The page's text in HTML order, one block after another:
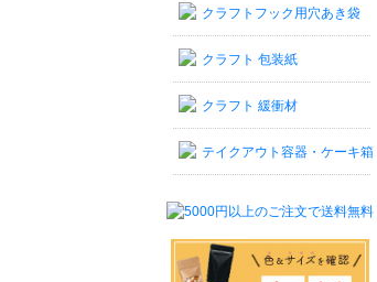
クラフトフック用穴あき袋
クラフト 包装紙
クラフト 緩衝材
テイクアウト容器・ケーキ箱